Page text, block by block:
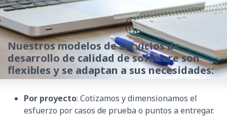
Nuestros modelos de servicios de
desarrollo de calidad de software son
flexibles y se adaptan a sus necesidades:
Por proyecto: Cotizamos y dimensionamos el
esfuerzo por casos de prueba o puntos a entregar.